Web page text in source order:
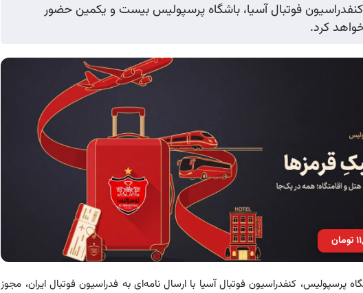
کنفدراسیون فوتبال آسیا، باشگاه پرسپولیس بیست و یکمین حضور
کرد.
کنفدراسیون فوتبال آسیا با ارسال نامه‌ای به فدراسیون فوتبال ایران، مجوز